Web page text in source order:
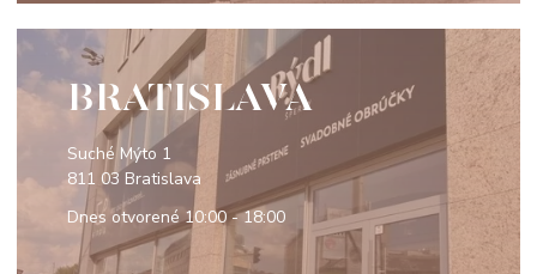
BRATISLAVA
Suché Mýto 1
811 03 Bratislava
Dnes otvorené10:00 - 18:00